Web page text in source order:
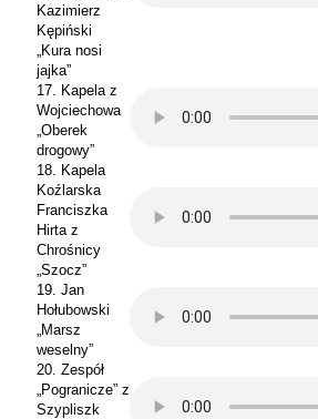
Kazimierz
Kępiński
„Kura nosi
jajka”
17. Kapela z
Wojciechowa
„Oberek
drogowy”
18. Kapela
Koźlarska
Franciszka
Hirta z
Chrośnicy
„Szocz”
19. Jan
Hołubowski
„Marsz
weselny”
20. Zespół
„Pogranicze” z
Szypliszk